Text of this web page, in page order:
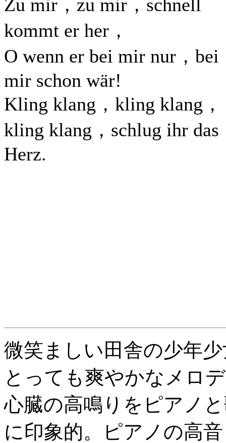
Zu mir，zu mir，schnell
kommt er her，
O wenn er bei mir nur，bei
mir schon wär!
Kling klang，kling klang，
kling klang，schlug ihr das
Herz.
微笑ましい田舎の少年
とっても爽やかなメロ
心臓の高鳴りをピアノ
に印象的。ピアノの高